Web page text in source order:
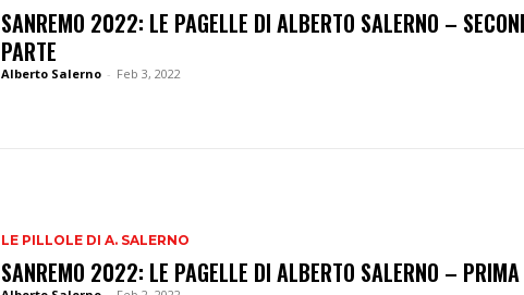
SANREMO 2022: LE PAGELLE DI ALBERTO SALERNO –
PARTE
Alberto Salerno - Feb 3, 2022
LE PILLOLE DI A. SALERNO
SANREMO 2022: LE PAGELLE DI ALBERTO SALERNO –